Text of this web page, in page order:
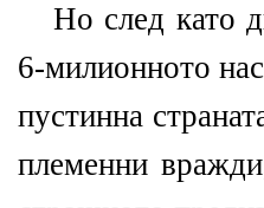
Но след като
6-милионното
пустинна
племенни